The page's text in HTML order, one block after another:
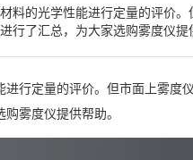
料的光学性能进行定量的评价
行了汇总，为大家选购雾度仪提
行定量的评价。但市面上雾
雾度仪提供帮助。